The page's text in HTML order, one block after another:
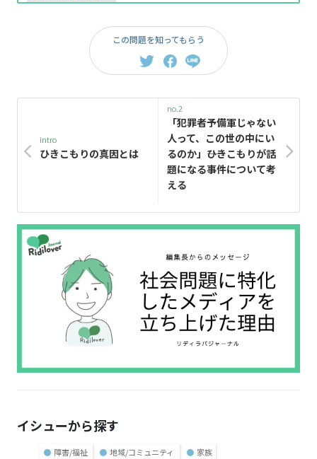
この問題を知ってもらう
intro
ひきこもりの真因とは
no.2
「犯罪者予備軍じゃない
人って、この世の中にい
るのか」――ひきこもりが話
題になる事件について考
える
イシューから探す
● 障害/福祉 ● 地域/コミュニティ ● 家族